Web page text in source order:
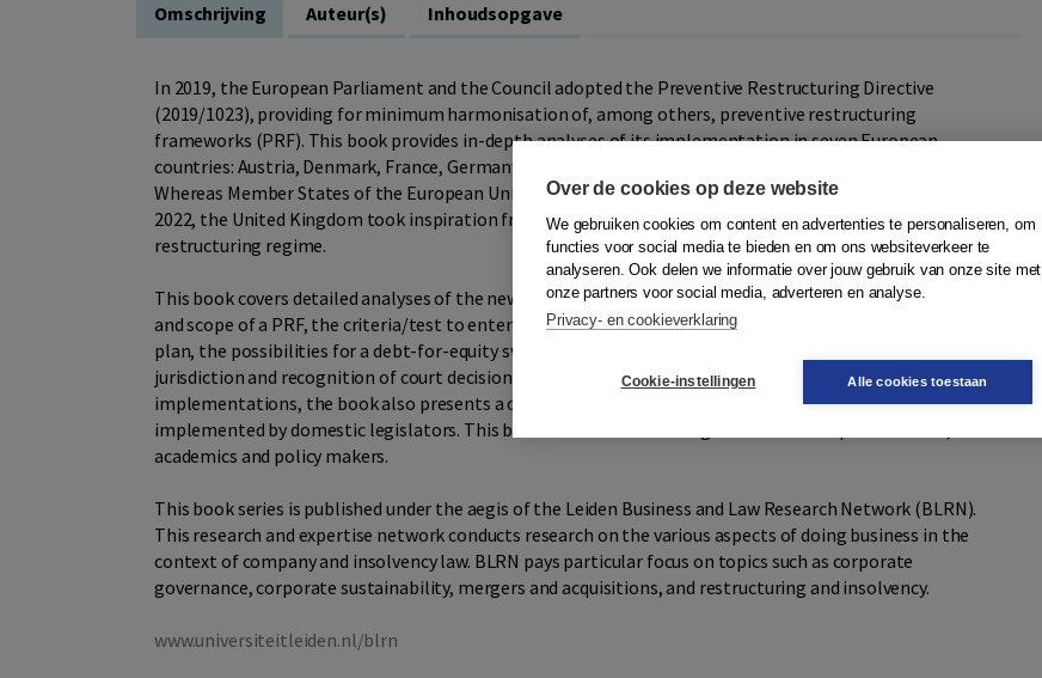
Omschrijving Auteur(s) Inhoudsopgave
In 2019, the European Parliament and the Council adopted the Preventive Restructuring Directive
(2019/1023), providing for minimum harmonisation of, among others, preventive restructuring
frameworks (PRF). This book provides in-depth analyses of its implementation in seven European
countries: Austria, Denmark, France, Germany, Greece, The Netherlands, and the United Kingdom.
Whereas Member States of the European Union were under a duty to complete implementation by July
2022, the United Kingdom took inspiration from it when voluntarily introducing reforms to its
restructuring regime.
This book covers detailed analyses of the new or reformed PRFs across Europe, including the objective
and scope of a PRF, the criteria/test to enter a PRF, the involved actors, the possibilities for a stay, the
plan, the possibilities for a debt-for-equity swap, the effects of a PRF on executory contracts and
jurisdiction and recognition of court decisions taken during a PRF. Drawing on the domestic
implementations, the book also presents a comparative study evaluating the different policy options
implemented by domestic legislators. This book functions as an insightful source for practitioners,
academics and policy makers.
This book series is published under the aegis of the Leiden Business and Law Research Network (BLRN).
This research and expertise network conducts research on the various aspects of doing business in the
context of company and insolvency law. BLRN pays particular focus on topics such as corporate
governance, corporate sustainability, mergers and acquisitions, and restructuring and insolvency.
www.universiteitleiden.nl/blrn
Over de cookies op deze website
We gebruiken cookies om content en advertenties te personaliseren, om
functies voor social media te bieden en om ons websiteverkeer te
analyseren. Ook delen we informatie over jouw gebruik van onze site met
onze partners voor social media, adverteren en analyse.
Privacy- en cookieverklaring
Cookie-instellingen Alle cookies toestaan